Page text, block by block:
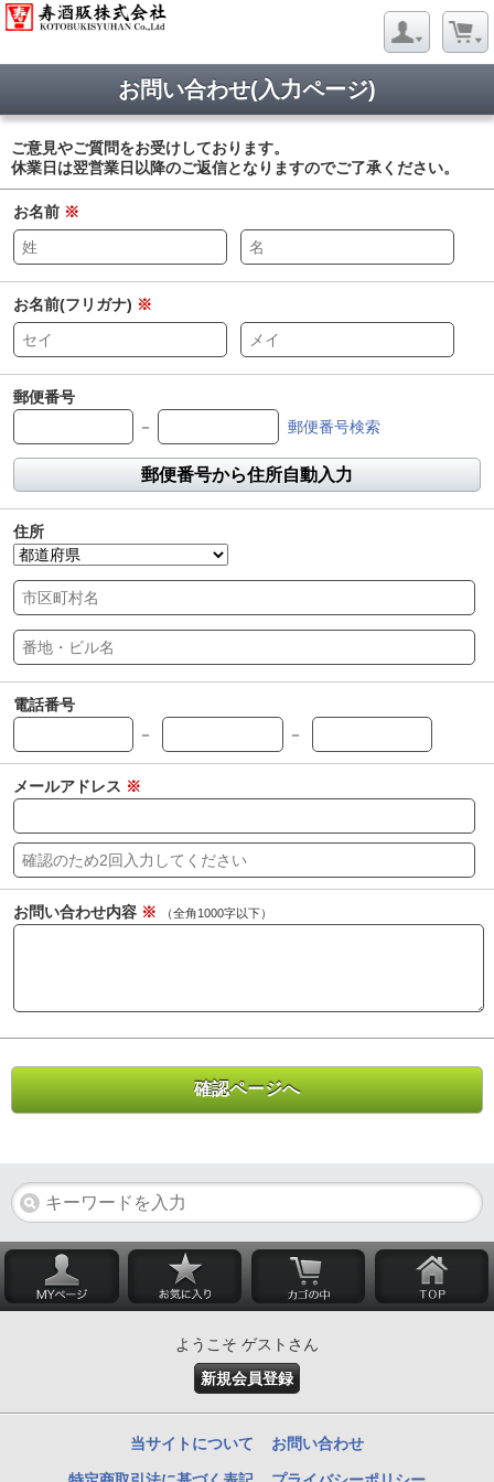
お問い合わせ(入力ページ)
ご意見やご質問をお受けしております。
休業日は翌営業日以降のご返信となりますのでご了承ください。
お名前 ※
お名前(フリガナ) ※
郵便番号
－
郵便番号検索
郵便番号から住所自動入力
住所
電話番号
－
－
メールアドレス ※
お問い合わせ内容 ※ （全角1000字以下）
ようこそ ゲストさん
新規会員登録
当サイトについて お問い合わせ